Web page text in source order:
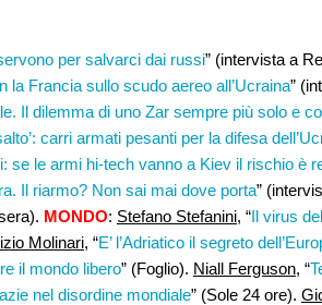
per salvarci dai russi” (intervista a
Francia sullo scudo aereo all’Ucraina”
Il dilemma di uno Zar sempre più solo e
carri armati pesanti per la difesa
se le armi hi-tech vanno a Kiev il rischio è
Il riarmo? Non sai mai dove porta”
MONDO: Stefano Stefanini, “Il virus
Molinari, “E’ l’Adriatico il segreto
il mondo libero” (Foglio). Niall Ferguson, “
nel disordine mondiale” (Sole 24 ore).